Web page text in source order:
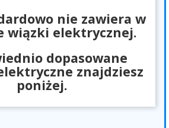
nie zawiera w
wiązki elektrycznej.
dopasowane
znajdziesz
poniżej.